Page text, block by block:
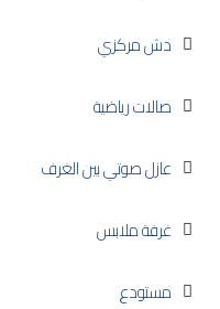
دش مركزي
صالات رياضية
عازل صوتي بين الغرف
غرفة ملابس
مستودع